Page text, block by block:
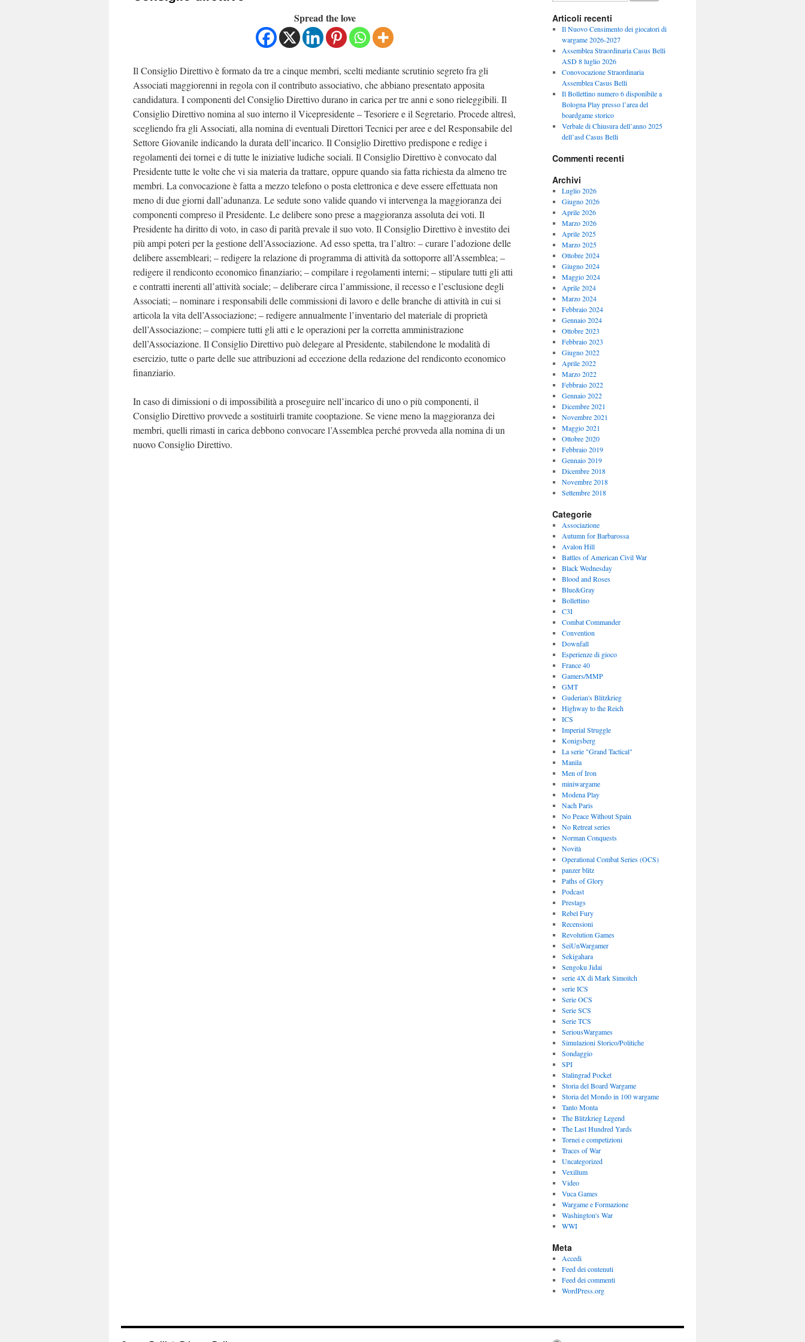
Spread the love
Il Consiglio Direttivo è formato da tre a cinque membri, scelti mediante scrutinio segreto fra gli
Associati maggiorenni in regola con il contributo associativo, che abbiano presentato apposita
candidatura. I componenti del Consiglio Direttivo durano in carica per tre anni e sono rieleggibili. Il
Consiglio Direttivo nomina al suo interno il Vicepresidente – Tesoriere e il Segretario. Procede altresì,
scegliendo fra gli Associati, alla nomina di eventuali Direttori Tecnici per aree e del Responsabile del
Settore Giovanile indicando la durata dell’incarico. Il Consiglio Direttivo predispone e redige i
regolamenti dei tornei e di tutte le iniziative ludiche sociali. Il Consiglio Direttivo è convocato dal
Presidente tutte le volte che vi sia materia da trattare, oppure quando sia fatta richiesta da almeno tre
membri. La convocazione è fatta a mezzo telefono o posta elettronica e deve essere effettuata non
meno di due giorni dall’adunanza. Le sedute sono valide quando vi intervenga la maggioranza dei
componenti compreso il Presidente. Le delibere sono prese a maggioranza assoluta dei voti. Il
Presidente ha diritto di voto, in caso di parità prevale il suo voto. Il Consiglio Direttivo è investito dei
più ampi poteri per la gestione dell’Associazione. Ad esso spetta, tra l’altro: – curare l’adozione delle
delibere assembleari; – redigere la relazione di programma di attività da sottoporre all’Assemblea; –
redigere il rendiconto economico finanziario; – compilare i regolamenti interni; – stipulare tutti gli atti
e contratti inerenti all’attività sociale; – deliberare circa l’ammissione, il recesso e l’esclusione degli
Associati; – nominare i responsabili delle commissioni di lavoro e delle branche di attività in cui si
articola la vita dell’Associazione; – redigere annualmente l’inventario del materiale di proprietà
dell’Associazione; – compiere tutti gli atti e le operazioni per la corretta amministrazione
dell’Associazione. Il Consiglio Direttivo può delegare al Presidente, stabilendone le modalità di
esercizio, tutte o parte delle sue attribuzioni ad eccezione della redazione del rendiconto economico
finanziario.
In caso di dimissioni o di impossibilità a proseguire nell’incarico di uno o più componenti, il
Consiglio Direttivo provvede a sostituirli tramite cooptazione. Se viene meno la maggioranza dei
membri, quelli rimasti in carica debbono convocare l’Assemblea perché provveda alla nomina di un
nuovo Consiglio Direttivo.
Articoli recenti
Il Nuovo Censimento dei giocatori di
wargame 2026-2027
Assemblea Straordinaria Casus Belli
ASD 8 luglio 2026
Conovocazione Straordinaria
Assemblea Casus Belli
Il Bollettino numero 6 disponibile a
Bologna Play presso l’area del
boardgame storico
Verbale di Chiusura dell’anno 2025
dell’asd Casus Belli
Commenti recenti
Archivi
Luglio 2026
Giugno 2026
Aprile 2026
Marzo 2026
Aprile 2025
Marzo 2025
Ottobre 2024
Giugno 2024
Maggio 2024
Aprile 2024
Marzo 2024
Febbraio 2024
Gennaio 2024
Ottobre 2023
Febbraio 2023
Giugno 2022
Aprile 2022
Marzo 2022
Febbraio 2022
Gennaio 2022
Dicembre 2021
Novembre 2021
Maggio 2021
Ottobre 2020
Febbraio 2019
Gennaio 2019
Dicembre 2018
Novembre 2018
Settembre 2018
Categorie
Associazione
Autumn for Barbarossa
Avalon Hill
Battles of American Civil War
Black Wednesday
Blood and Roses
Blue&Gray
Bollettino
C3I
Combat Commander
Convention
Downfall
Esperienze di gioco
France 40
Gamers/MMP
GMT
Guderian's Blitzkrieg
Highway to the Reich
ICS
Imperial Struggle
Konigsberg
La serie "Grand Tactical"
Manila
Men of Iron
miniwargame
Modena Play
Nach Paris
No Peace Without Spain
No Retreat series
Norman Conquests
Novità
Operational Combat Series (OCS)
panzer blitz
Paths of Glory
Podcast
Prestags
Rebel Fury
Recensioni
Revolution Games
SeiUnWargamer
Sekigahara
Sengoku Jidai
serie 4X di Mark Simoitch
serie ICS
Serie OCS
Serie SCS
Serie TCS
SeriousWargames
Simulazioni Storico/Politiche
Sondaggio
SPI
Stalingrad Pocket
Storia del Board Wargame
Storia del Mondo in 100 wargame
Tanto Monta
The Blitzkrieg Legend
The Last Hundred Yards
Tornei e competizioni
Traces of War
Uncategorized
Vexillum
Video
Vuca Games
Wargame e Formazione
Washington's War
WWI
Meta
Accedi
Feed dei contenuti
Feed dei commenti
WordPress.org